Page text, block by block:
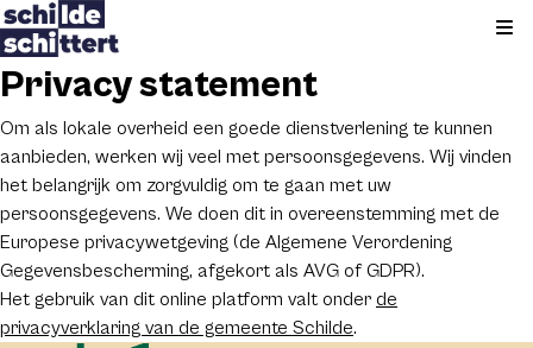
Privacy statement
Om als lokale overheid een goede dienstverlening te kunnen
aanbieden, werken wij veel met persoonsgegevens. Wij vinden
het belangrijk om zorgvuldig om te gaan met uw
persoonsgegevens. We doen dit in overeenstemming met de
Europese privacywetgeving (de Algemene Verordening
Gegevensbescherming, afgekort als AVG of GDPR).
Het gebruik van dit online platform valt onder de
privacyverklaring van de gemeente Schilde.